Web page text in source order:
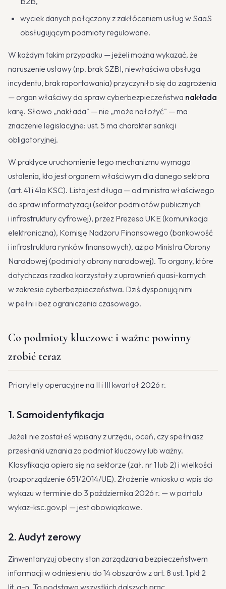
wyciek danych połączony z zakłóceniem usług w SaaS
obsługującym podmioty regulowane.
W każdym takim przypadku — jeżeli można wykazać, że
naruszenie ustawy (np. brak SZBI, niewłaściwa obsługa
incydentu, brak raportowania) przyczyniło się do zagrożenia
— organ właściwy do spraw cyberbezpieczeństwa nakłada
karę. Słowo „nakłada" — nie „może nałożyć" — ma
znaczenie legislacyjne: ust. 5 ma charakter sankcji
obligatoryjnej.
W praktyce uruchomienie tego mechanizmu wymaga
ustalenia, kto jest organem właściwym dla danego sektora
(art. 41 i 41a KSC). Lista jest długa — od ministra właściwego
do spraw informatyzacji (sektor podmiotów publicznych
i infrastruktury cyfrowej), przez Prezesa UKE (komunikacja
elektroniczna), Komisję Nadzoru Finansowego (bankowość
i infrastruktura rynków finansowych), aż po Ministra Obrony
Narodowej (podmioty obrony narodowej). To organy, które
dotychczas rzadko korzystały z uprawnień quasi-karnych
w zakresie cyberbezpieczeństwa. Dziś dysponują nimi
w pełni i bez ograniczenia czasowego.
Co podmioty kluczowe i ważne powinny
zrobić teraz
Priorytety operacyjne na II i III kwartał 2026 r.
1. Samoidentyfikacja
Jeżeli nie zostałeś wpisany z urzędu, oceń, czy spełniasz
przesłanki uznania za podmiot kluczowy lub ważny.
Klasyfikacja opiera się na sektorze (zał. nr 1 lub 2) i wielkości
(rozporządzenie 651/2014/UE). Złożenie wniosku o wpis do
wykazu w terminie do 3 października 2026 r. — w portalu
wykaz-ksc.gov.pl — jest obowiązkowe.
2. Audyt zerowy
Zinwentaryzuj obecny stan zarządzania bezpieczeństwem
informacji w odniesieniu do 14 obszarów z art. 8 ust. 1 pkt 2
lit. a–n. To podstawa wszystkich dalszych prac.